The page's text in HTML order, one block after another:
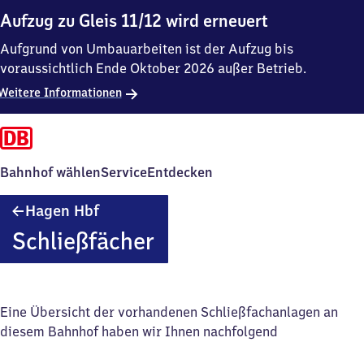
Aufzug zu Gleis 11/12 wird erneuert
Aufgrund von Umbauarbeiten ist der Aufzug bis
voraussichtlich Ende Oktober 2026 außer Betrieb.
Informationen
Bahnhof wählenServiceEntdecken
Hagen HbfHagen
Schließfächer
Eine Übersicht der vorhandenen Schließfachanlagen an
diesem Bahnhof haben wir Ihnen nachfolgend